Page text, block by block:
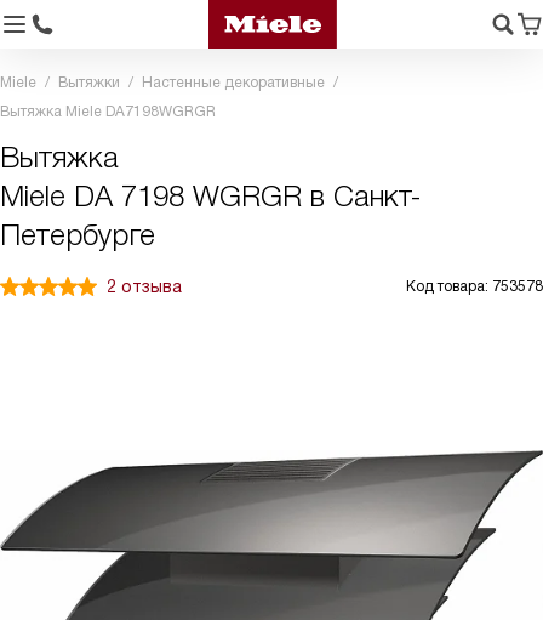
Miele Вытяжки
Настенные декоративные
Вытяжка Miele DA7198WGRGR
Вытяжка
Miele DA 7198 WGRGR в Санкт-
Петербурге
2 отзыва Код товара: 753578